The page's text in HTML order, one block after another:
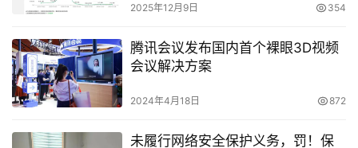
2025年12月9日 354
腾讯会议发布国内首个裸眼3D视频
会议解决方案
2024年4月18日 872
未履行网络安全保护义务，罚！保